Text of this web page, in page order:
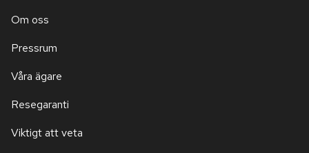
Om oss
Pressrum
Våra ägare
Resegaranti
Viktigt att veta